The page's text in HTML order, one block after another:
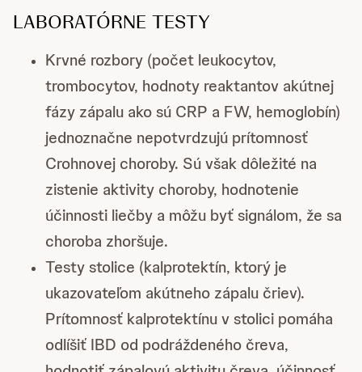
LABORATÓRNE TESTY
Krvné rozbory (počet leukocytov,
trombocytov, hodnoty reaktantov akútnej
fázy zápalu ako sú CRP a FW, hemoglobín)
jednoznačne nepotvrdzujú prítomnosť
Crohnovej choroby. Sú však dôležité na
zistenie aktivity choroby, hodnotenie
účinnosti liečby a môžu byť signálom, že sa
choroba zhoršuje.
Testy stolice (kalprotektín, ktorý je
ukazovateľom akútneho zápalu čriev).
Prítomnosť kalprotektínu v stolici pomáha
odlíšiť IBD od podráždeného čreva,